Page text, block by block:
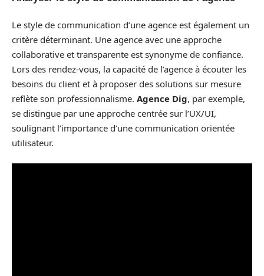
Le style de communication d’une agence est également un
critère déterminant. Une agence avec une approche
collaborative et transparente est synonyme de confiance.
Lors des rendez-vous, la capacité de l’agence à écouter les
besoins du client et à proposer des solutions sur mesure
reflète son professionnalisme. Agence Dig, par exemple,
se distingue par une approche centrée sur l’UX/UI,
soulignant l’importance d’une communication orientée
utilisateur.